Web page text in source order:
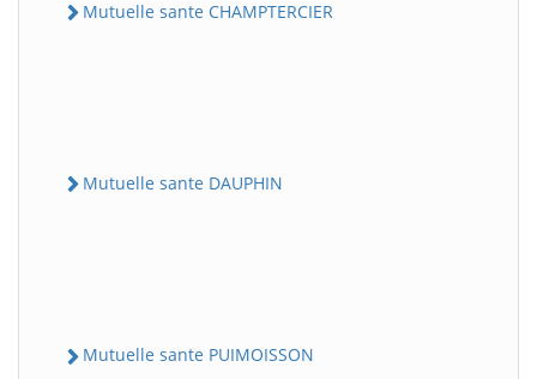
Mutuelle sante CHAMPTERCIER
Mutuelle sante DAUPHIN
Mutuelle sante PUIMOISSON